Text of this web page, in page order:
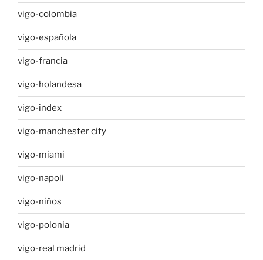
vigo-colombia
vigo-española
vigo-francia
vigo-holandesa
vigo-index
vigo-manchester city
vigo-miami
vigo-napoli
vigo-niños
vigo-polonia
vigo-real madrid